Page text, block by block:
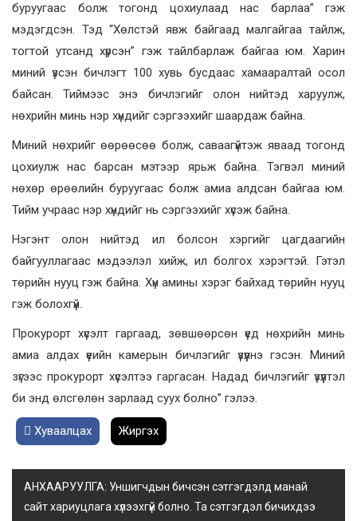
буруугаас болж тогонд цохиулаад нас барлаа” гэж
мэдэгдсэн. Тэд “Хөлстэй явж байгаад малгайгаа тайлж,
тогтой утсанд хүрсэн” гэж тайлбарлаж байгаа юм. Харин
миний үзсэн бичлэгт 100 хувь бусдаас хамааралтай осол
байсан. Тиймээс энэ бичлэгийг олон нийтэд харуулж,
нөхрийн минь нэр хүндийг сэргээхийг шаардаж байна.
Миний нөхрийг өөрөөсөө болж, саваагүйтэж яваад тогонд
цохиулж нас барсан мэтээр ярьж байна. Тэгвэл миний
нөхөр өрөөлийн буруугаас болж амиа алдсан байгаа юм.
Тийм учраас нэр хүндийг нь сэргээхийг хүсэж байна.
Нэгэнт олон нийтэд ил болсон хэргийг цагдаагийн
байгууллагаас мэдээлэл хийж, ил болгох хэрэгтэй. Гэтэл
төрийн нууц гэж байна. Хүн амины хэрэг байхад төрийн нууц
гэж болохгүй.
Прокурорт хүсэлт гаргаад, зөвшөөрсөн үед нөхрийн минь
амиа алдах үеийн камерын бичлэгийг үзүүлнэ гэсэн. Миний
зүгээс прокурорт хүсэлтээ гаргасан. Надад бичлэгийг үзүүлтэл
би энд өлсгөлөн зарлаад суух болно” гэлээ.
Хуваалцах Жиргэх
АНХААРУУЛГА: Уншигчдын бичсэн сэтгэгдэлд манай
сайт хариуцлага хүлээхгүй болно. Та сэтгэгдэл бичихдээ